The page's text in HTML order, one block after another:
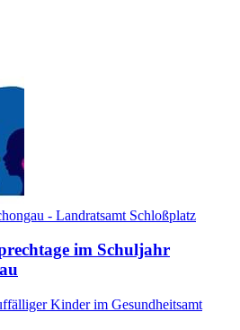
- Landratsamt Schloßplatz
im Schuljahr
Kinder im Gesundheitsamt